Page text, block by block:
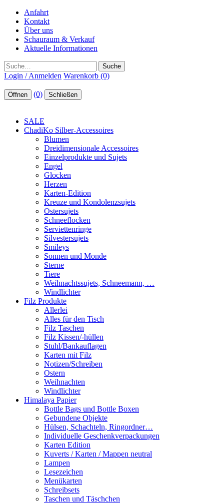
Anfahrt
Kontakt
Über uns
Schauraum & Verkauf
Aktuelle Informationen
Suche
Login / Anmelden Warenkorb (0)
Öffnen (0) Schließen
SALE
ChadiKo Silber-Accessoires
Blumen
Dreidimensionale Accessoires
Einzelprodukte und Sujets
Engel
Glocken
Herzen
Karten-Edition
Kreuze und Kondolenzsujets
Ostersujets
Schneeflocken
Serviettenringe
Silvestersujets
Smileys
Sonnen und Monde
Sterne
Tiere
Weihnachtssujets, Schneemann, …
Windlichter
Filz Produkte
Allerlei
Alles für den Tisch
Filz Taschen
Filz Kissen/-hüllen
Stuhl/Bankauflagen
Karten mit Filz
Notizen/Schreiben
Ostern
Weihnachten
Windlichter
Himalaya Papier
Bottle Bags und Bottle Boxen
Gebundene Objekte
Hülsen, Schachteln, Ringordner…
Individuelle Geschenkverpackungen
Karten Edition
Kuverts / Karten / Mappen neutral
Lampen
Lesezeichen
Menükarten
Schreibsets
Taschen und Täschchen